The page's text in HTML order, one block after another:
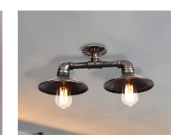
poignée pour restaurant